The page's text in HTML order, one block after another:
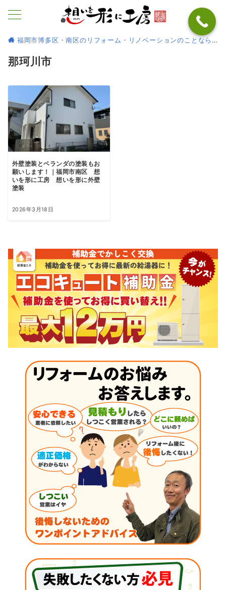
福岡市博多区・南区のリフォーム・リノベーションのことなら
那珂川市
外壁塗装とベランダの塗装もお
願いします！｜福岡市南区 想
いを形に工房 想いを形に外壁
塗装
2026年3月18日